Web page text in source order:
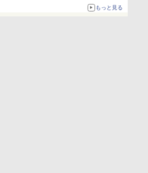
ニンテンドーeショップでは「大神 絶景版」が
もっと見る